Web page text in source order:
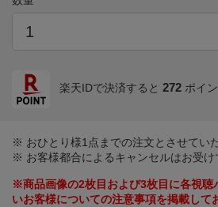
楽天IDで決済すると 272 ポイ
※ おひとり様1点までの注文とさせてい
※ お客様都合によるキャンセルはお受け
※商品画像の2枚目および3枚目に各視聴
いお客様についての注意事項を掲載して